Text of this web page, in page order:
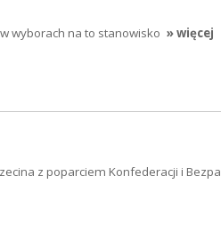
wyborach na to stanowisko » więcej
z poparciem Konfederacji i